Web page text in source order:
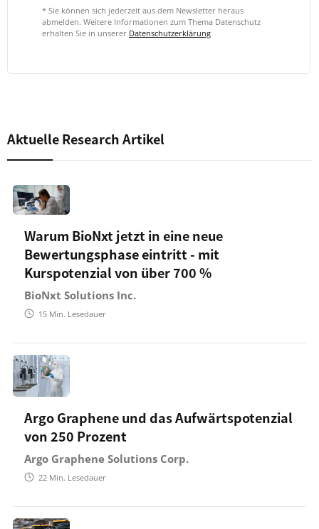
* Sie können sich jederzeit aus dem Newsletter heraus
abmelden. Weitere Informationen zum Thema Datenschutz
erhalten Sie in unserer Datenschutzerklärung
Aktuelle Research Artikel
Warum BioNxt jetzt in eine neue
Bewertungsphase eintritt - mit
Kurspotenzial von über 700 %
BioNxt Solutions Inc.
15 Min. Lesedauer
Argo Graphene und das Aufwärtspotenzial
von 250 Prozent
Argo Graphene Solutions Corp.
22 Min. Lesedauer